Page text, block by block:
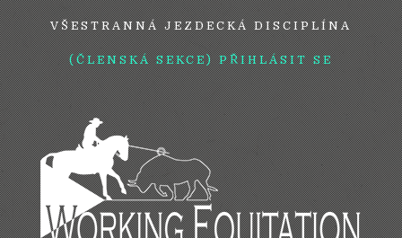
VŠESTRANNÁ JEZDECKÁ DISCIPLÍNA
(ČLENSKÁ SEKCE) PŘIHLÁSIT SE